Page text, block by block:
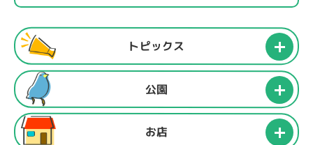
トピックス
公園
お店